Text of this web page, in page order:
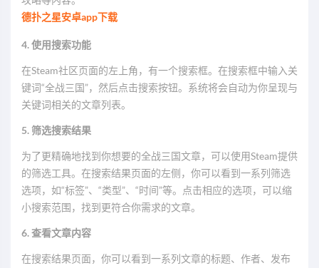
德扑之星安卓app下载
4. 使用搜索功能
在Steam社区页面的左上角，有一个搜索框。在搜索框中输入关
键词“全战三国”，然后点击搜索按钮。系统将会自动为你呈现与
关键词相关的文章列表。
5. 筛选搜索结果
为了更精确地找到你想要的全战三国文章，可以使用Steam提供
的筛选工具。在搜索结果页面的左侧，你可以看到一系列筛选
选项，如“标签”、“类型”、“时间”等。点击相应的选项，可以缩
小搜索范围，找到更符合你需求的文章。
6. 查看文章内容
在搜索结果页面，你可以看到一系列文章的标题、作者、发布